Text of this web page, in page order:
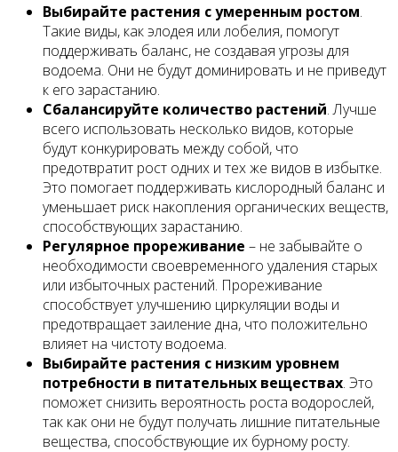
Выбирайте растения с умеренным ростом.
Такие виды, как элодея или лобелия, помогут
поддерживать баланс, не создавая угрозы для
водоема. Они не будут доминировать и не приведут
к его зарастанию.
Сбалансируйте количество растений. Лучше
всего использовать несколько видов, которые
будут конкурировать между собой, что
предотвратит рост одних и тех же видов в избытке.
Это помогает поддерживать кислородный баланс и
уменьшает риск накопления органических веществ,
способствующих зарастанию.
Регулярное прореживание – не забывайте о
необходимости своевременного удаления старых
или избыточных растений. Прореживание
способствует улучшению циркуляции воды и
предотвращает заиление дна, что положительно
влияет на чистоту водоема.
Выбирайте растения с низким уровнем
потребности в питательных веществах. Это
поможет снизить вероятность роста водорослей,
так как они не будут получать лишние питательные
вещества, способствующие их бурному росту.